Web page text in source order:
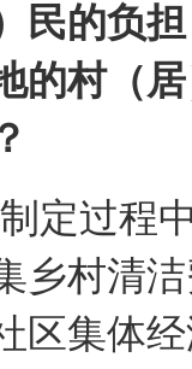
民的负
的村（
定过程
乡村清
区集体